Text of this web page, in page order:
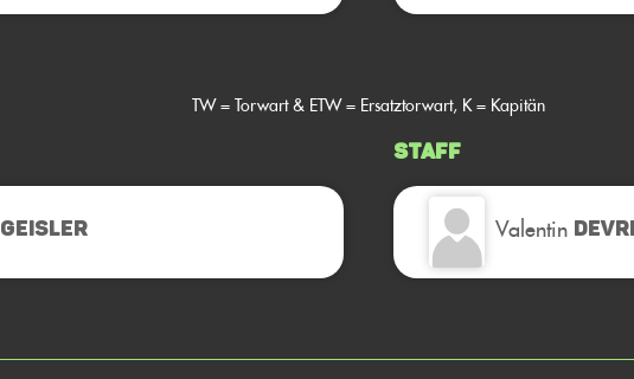
TW = Torwart & ETW = Ersatztorwart, K = Kapitän
GEISLER
Staff
Valentin